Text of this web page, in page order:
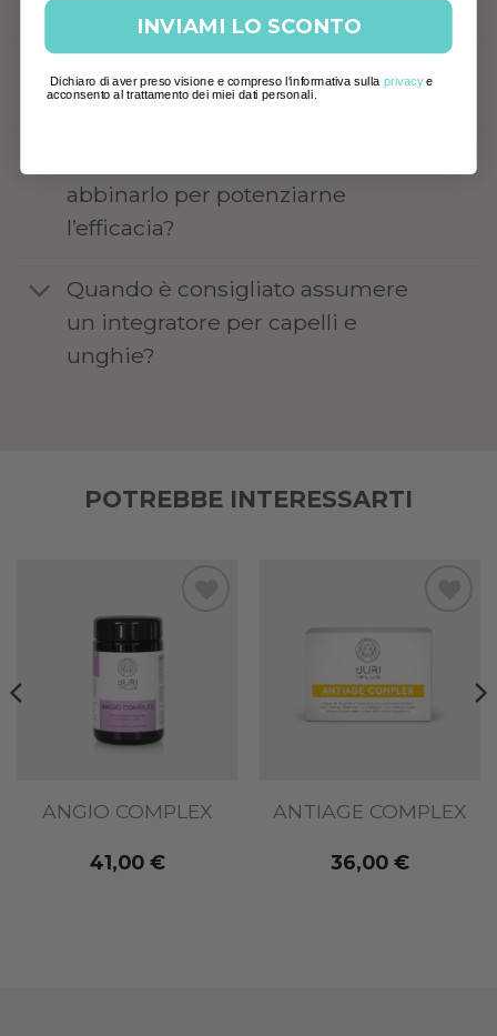
miglioramenti?
abbinarlo per potenziarne
l’efficacia?
Quando è consigliato assumere
un integratore per capelli e
unghie?
POTREBBE INTERESSARTI
ANGIO COMPLEX
41,00 €
ANTIAGE COMPLEX
36,00 €
INVIAMI LO SCONTO
Dichiaro di aver preso visione e compreso l'informativa sulla privacye
acconsento al trattamento dei miei dati personali.